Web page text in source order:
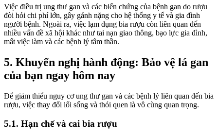
Việc điều trị ung thư gan và các biến chứng của bệnh gan do rượu
đòi hỏi chi phí lớn, gây gánh nặng cho hệ thống y tế và gia đình
người bệnh. Ngoài ra, việc lạm dụng bia rượu còn liên quan đến
nhiều vấn đề xã hội khác như tai nạn giao thông, bạo lực gia đình,
mất việc làm và các bệnh lý tâm thần.
5. Khuyến nghị hành động: Bảo vệ lá gan
của bạn ngay hôm nay
Để giảm thiểu nguy cơ ung thư gan và các bệnh lý liên quan đến bia
rượu, việc thay đổi lối sống và thói quen là vô cùng quan trọng.
5.1. Hạn chế và cai bia rượu